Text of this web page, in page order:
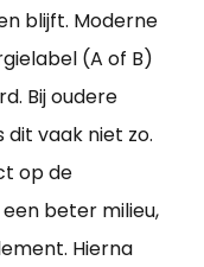
blijft. Moderne
(A of B)
Bij oudere
dit vaak niet zo.
op de
beter milieu,
Hierna